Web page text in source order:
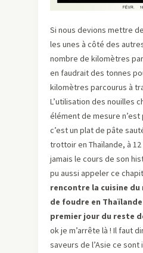
Si nous devions mettre
les unes à côté des
nombre de kilomètres
en faudrait des tonnes
kilomètres parcourus à
L’utilisation des nouilles
élément de mesure n’est
c’est un plat de pâte
trottoir en Thaïlande, à 12
jamais le cours de son
pu aussi appeler ce
rencontre la cuisine du
de foudre en Thaïlande
premier jour du reste
ok je m’arrête là ! Il faut
saveurs de l’Asie ce sont